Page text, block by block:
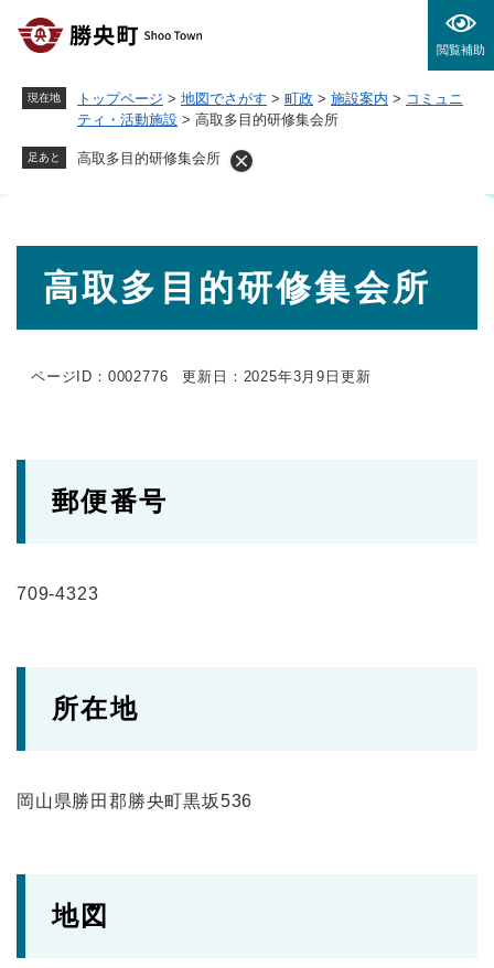
閲覧補助
現在地 トップページ > 地図でさがす > 町政 > 施設案内 > コミュニ
ティ・活動施設 > 高取多目的研修集会所
足あと 高取多目的研修集会所
高取多目的研修集会所
ページID：0002776 更新日：2025年3月9日更新
郵便番号
709-4323
所在地
岡山県勝田郡勝央町黒坂536
地図